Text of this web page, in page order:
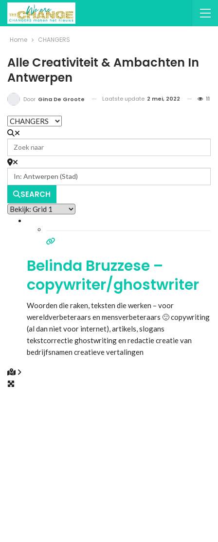
Home CHANGERS
Alle Creativiteit & Ambachten In
Antwerpen
Door Gina De Groote Laatste update 2 mei, 2022 11
SEARCH
Belinda Bruzzese –
copywriter/ghostwriter
Woorden die raken, teksten die werken – voor
wereldverbeteraars en mensverbeteraars 🙂 copywriting
(al dan niet voor internet), artikels, slogans
tekstcorrectie ghostwriting en redactie creatie van
bedrijfsnamen creatieve vertalingen